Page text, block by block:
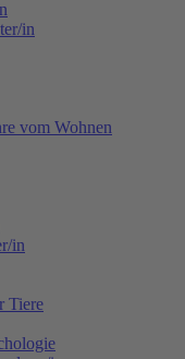
in
vom Wohnen
in
Tiere